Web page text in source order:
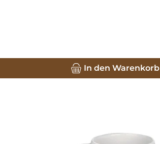
In den Warenkorb